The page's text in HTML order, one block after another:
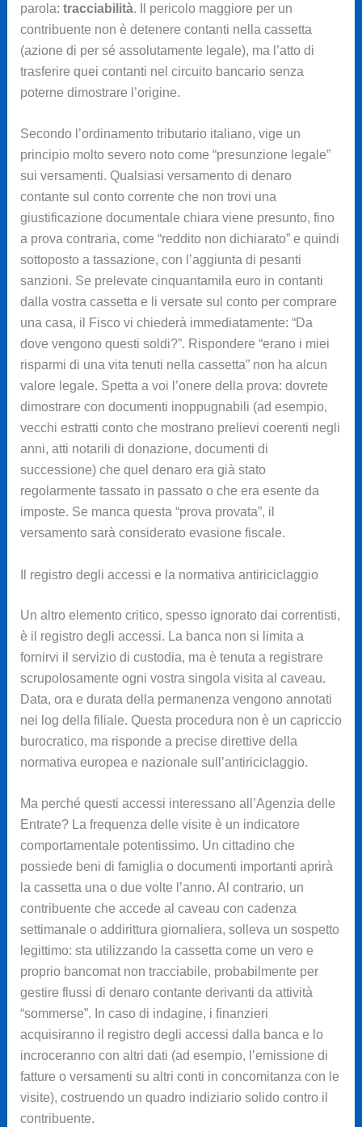
parola: tracciabilità. Il pericolo maggiore per un
contribuente non è detenere contanti nella cassetta
(azione di per sé assolutamente legale), ma l’atto di
trasferire quei contanti nel circuito bancario senza
poterne dimostrare l’origine.
Secondo l’ordinamento tributario italiano, vige un
principio molto severo noto come “presunzione legale”
sui versamenti. Qualsiasi versamento di denaro
contante sul conto corrente che non trovi una
giustificazione documentale chiara viene presunto, fino
a prova contraria, come “reddito non dichiarato” e quindi
sottoposto a tassazione, con l’aggiunta di pesanti
sanzioni. Se prelevate cinquantamila euro in contanti
dalla vostra cassetta e li versate sul conto per comprare
una casa, il Fisco vi chiederà immediatamente: “Da
dove vengono questi soldi?”. Rispondere “erano i miei
risparmi di una vita tenuti nella cassetta” non ha alcun
valore legale. Spetta a voi l’onere della prova: dovrete
dimostrare con documenti inoppugnabili (ad esempio,
vecchi estratti conto che mostrano prelievi coerenti negli
anni, atti notarili di donazione, documenti di
successione) che quel denaro era già stato
regolarmente tassato in passato o che era esente da
imposte. Se manca questa “prova provata”, il
versamento sarà considerato evasione fiscale.
Il registro degli accessi e la normativa antiriciclaggio
Un altro elemento critico, spesso ignorato dai correntisti,
è il registro degli accessi. La banca non si limita a
fornirvi il servizio di custodia, ma è tenuta a registrare
scrupolosamente ogni vostra singola visita al caveau.
Data, ora e durata della permanenza vengono annotati
nei log della filiale. Questa procedura non è un capriccio
burocratico, ma risponde a precise direttive della
normativa europea e nazionale sull’antiriciclaggio.
Ma perché questi accessi interessano all’Agenzia delle
Entrate? La frequenza delle visite è un indicatore
comportamentale potentissimo. Un cittadino che
possiede beni di famiglia o documenti importanti aprirà
la cassetta una o due volte l’anno. Al contrario, un
contribuente che accede al caveau con cadenza
settimanale o addirittura giornaliera, solleva un sospetto
legittimo: sta utilizzando la cassetta come un vero e
proprio bancomat non tracciabile, probabilmente per
gestire flussi di denaro contante derivanti da attività
“sommerse”. In caso di indagine, i finanzieri
acquisiranno il registro degli accessi dalla banca e lo
incroceranno con altri dati (ad esempio, l’emissione di
fatture o versamenti su altri conti in concomitanza con le
visite), costruendo un quadro indiziario solido contro il
contribuente.